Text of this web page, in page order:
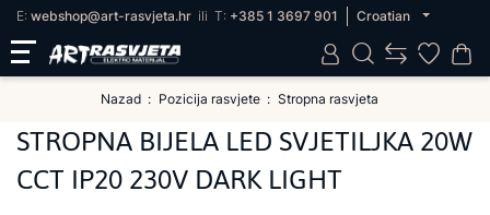
E: webshop@art-rasvjeta.hr ili T: +385 1 3697 901 Croatian
Nazad Pozicija rasvjete Stropna rasvjeta
STROPNA BIJELA LED SVJETILJKA 20W
CCT IP20 230V DARK LIGHT